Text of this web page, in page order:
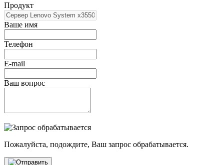
Продукт
Ваше имя
Телефон
E-mail
Ваш вопрос
Пожалуйста, подождите, Ваш запрос обрабатывается.